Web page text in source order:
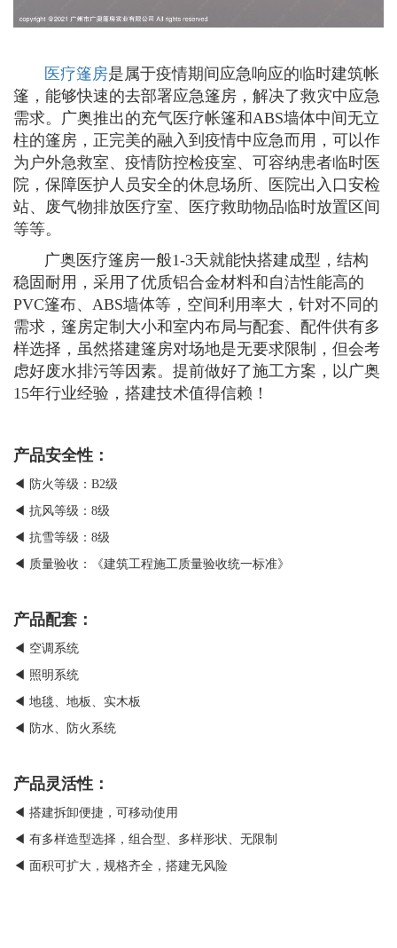
医疗篷房是属于疫情期间应急响应的临时建筑帐
篷，能够快速的去部署应急篷房，解决了救灾中应急
需求。广奥推出的充气医疗帐篷和ABS墙体中间无立
柱的篷房，正完美的融入到疫情中应急而用，可以作
为户外急救室、疫情防控检疫室、可容纳患者临时医
院，保障医护人员安全的休息场所、医院出入口安检
站、废气物排放医疗室、医疗救助物品临时放置区间
等等。
广奥医疗篷房一般1-3天就能快搭建成型，结构
稳固耐用，采用了优质铝合金材料和自洁性能高的
PVC篷布、ABS墙体等，空间利用率大，针对不同的
需求，篷房定制大小和室内布局与配套、配件供有多
样选择，虽然搭建篷房对场地是无要求限制，但会考
虑好废水排污等因素。提前做好了施工方案，以广奥
15年行业经验，搭建技术值得信赖！
产品安全性：
◀ 防火等级：B2级
◀ 抗风等级：8级
◀ 抗雪等级：8级
◀ 质量验收：《建筑工程施工质量验收统一标准》
产品配套：
◀ 空调系统
◀ 照明系统
◀ 地毯、地板、实木板
◀ 防水、防火系统
产品灵活性：
◀ 搭建拆卸便捷，可移动使用
◀ 有多样造型选择，组合型、多样形状、无限制
◀ 面积可扩大，规格齐全，搭建无风险